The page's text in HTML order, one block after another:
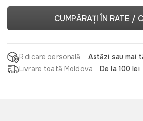
CUMPĂRAȚI ÎN RATE /
Ridicare personală
Astăzi sau mai
Livrare toată Moldova
De la 100 lei